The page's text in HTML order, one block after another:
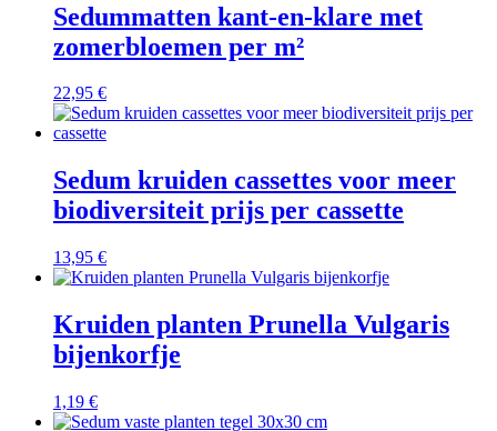
Sedummatten kant-en-klare met
zomerbloemen per m²
22,95 €
Sedum kruiden cassettes voor meer
biodiversiteit prijs per cassette
13,95 €
Kruiden planten Prunella Vulgaris
bijenkorfje
1,19 €